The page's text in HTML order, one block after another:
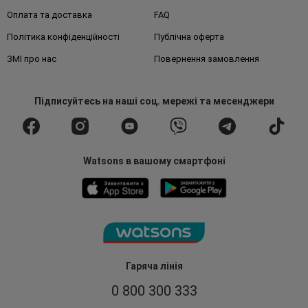
Гаряча лінія
0 800 300 333
Оплата та доставка FAQ
Політика конфіденційності Публічна оферта
ЗМІ про нас Повернення замовлення
Підписуйтесьна наші соц. мережі та месенджери
Watsons в вашому смартфоні